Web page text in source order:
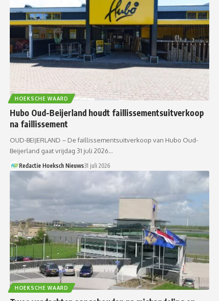
HOEKSCHE WAARD
Hubo Oud-Beijerland houdt faillissementsuitverkoop
na faillissement
OUD-BEIJERLAND – De faillissementsuitverkoop van Hubo Oud-
Beijerland gaat vrijdag 31 juli 2026…
Redactie Hoeksch Nieuws31 juli 2026
HOEKSCHE WAARD